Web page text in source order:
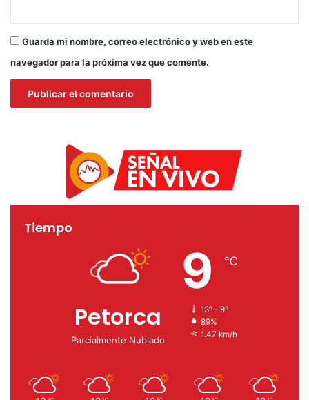
Guarda mi nombre, correo electrónico y web en este
navegador para la próxima vez que comente.
Tiempo
Petorca
Parcialmente Nublado
9 ℃
13º - 9º
89%
1.47 km/h